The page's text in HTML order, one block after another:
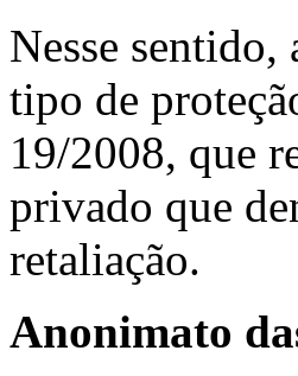
Nesse
tipo de
19/2008, que
privado que
retaliação.
Anonimato